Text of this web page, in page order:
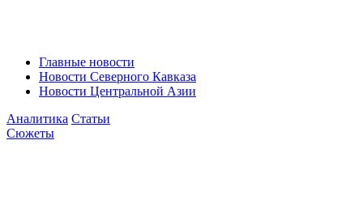
Главные новости
Новости Северного Кавказа
Новости Центральной Азии
Аналитика Статьи
Сюжеты